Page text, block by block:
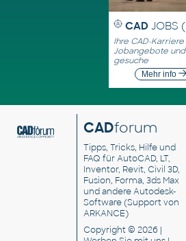
CAD JOBS
Ihre CAD-Karriere
Jobangebote und
gesuche
Mehr info
CADforum
Tipps, Tricks, Hilfe und
FAQ für AutoCAD, LT,
Inventor, Revit, Civil 3D,
Fusion, Forma, 3ds Max
und andere Autodesk-
Software (Support von
ARKANCE)
Copyright © 2026 |